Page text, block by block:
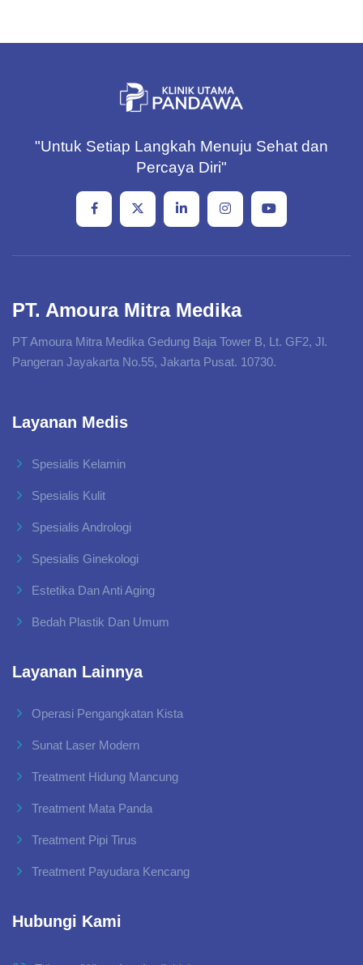
"Untuk Setiap Langkah Menuju Sehat dan
Percaya Diri"
PT. Amoura Mitra Medika
PT Amoura Mitra Medika Gedung Baja Tower B, Lt. GF2, Jl.
Pangeran Jayakarta No.55, Jakarta Pusat. 10730.
Layanan Medis
Spesialis Kelamin
Spesialis Kulit
Spesialis Andrologi
Spesialis Ginekologi
Estetika Dan Anti Aging
Bedah Plastik Dan Umum
Layanan Lainnya
Operasi Pengangkatan Kista
Sunat Laser Modern
Treatment Hidung Mancung
Treatment Mata Panda
Treatment Pipi Tirus
Treatment Payudara Kencang
Hubungi Kami